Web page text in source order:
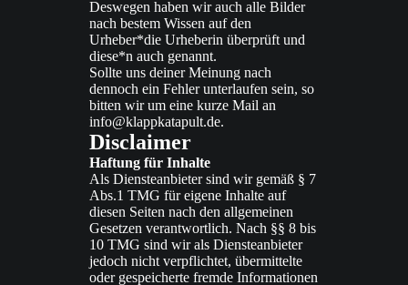
Deswegen haben wir auch alle Bilder
nach bestem Wissen auf den
Urheber*die Urheberin überprüft und
diese*n auch genannt.
Sollte uns deiner Meinung nach
dennoch ein Fehler unterlaufen sein, so
bitten wir um eine kurze Mail an
info@klappkatapult.de.
Disclaimer
Haftung für Inhalte
Als Diensteanbieter sind wir gemäß § 7
Abs.1 TMG für eigene Inhalte auf
diesen Seiten nach den allgemeinen
Gesetzen verantwortlich. Nach §§ 8 bis
10 TMG sind wir als Diensteanbieter
jedoch nicht verpflichtet, übermittelte
oder gespeicherte fremde Informationen